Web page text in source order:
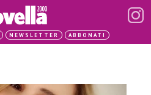
NEWSLETTER ABBONATI